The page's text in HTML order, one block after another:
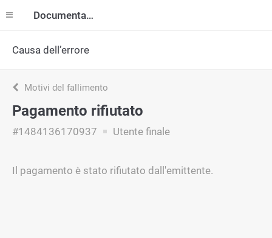
Documentazione
Causa dell’errore
Motivi del fallimento
Pagamento rifiutato
#1484136170937 Utente finale
Il pagamento è stato rifiutato dall'emittente.